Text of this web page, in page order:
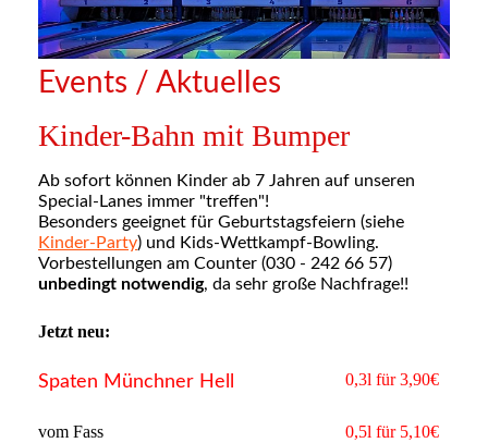
Events / Aktuelles
Kinder-Bahn mit Bumper
Ab sofort können Kinder ab 7 Jahren auf unseren
Special-Lanes immer "treffen"!
Besonders geeignet für Geburtstagsfeiern (siehe
Kinder-Party) und Kids-Wettkampf-Bowling.
Vorbestellungen am Counter (030 - 242 66 57)
unbedingt notwendig, da sehr große Nachfrage!!
Jetzt neu:
Spaten Münchner Hell 0,3l für 3,90€
vom Fass 0,5l für 5,10€